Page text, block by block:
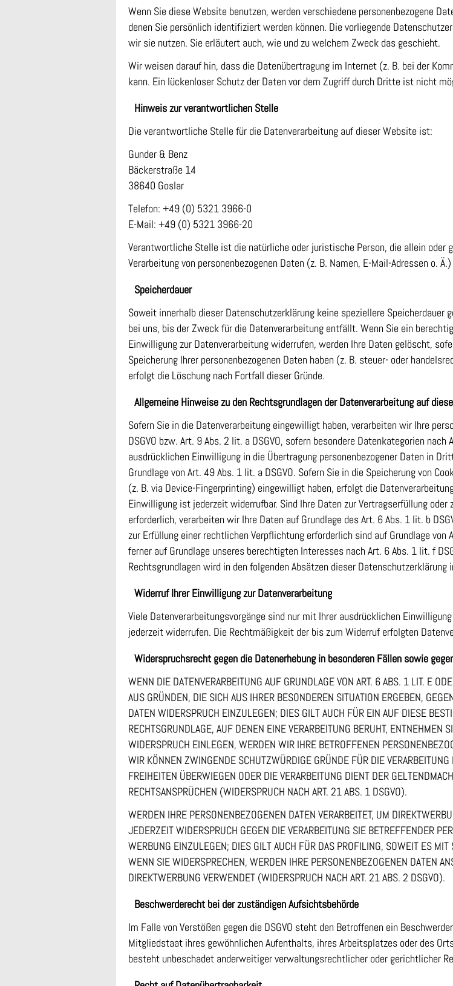
Wenn Sie diese Website benutzen, werden verschiedene personenbezogene
denen Sie persönlich identifiziert werden können. Die vorliegende
wir sie nutzen. Sie erläutert auch, wie und zu welchem Zweck das geschieht.
Wir weisen darauf hin, dass die Datenübertragung im Internet (z. B. bei der
kann. Ein lückenloser Schutz der Daten vor dem Zugriff durch Dritte ist nicht
Hinweis zur verantwortlichen Stelle
Die verantwortliche Stelle für die Datenverarbeitung auf dieser Website ist:
Gunder & Benz
Bäckerstraße 14
38640 Goslar
Telefon: +49 (0) 5321 3966-0
E-Mail: +49 (0) 5321 3966-20
Verantwortliche Stelle ist die natürliche oder juristische Person, die allein oder
Verarbeitung von personenbezogenen Daten (z. B. Namen, E-Mail-Adressen o.
Speicherdauer
Soweit innerhalb dieser Datenschutzerklärung keine speziellere Speicherdauer
bei uns, bis der Zweck für die Datenverarbeitung entfällt. Wenn Sie ein
Einwilligung zur Datenverarbeitung widerrufen, werden Ihre Daten gelöscht,
Speicherung Ihrer personenbezogenen Daten haben (z. B. steuer- oder
erfolgt die Löschung nach Fortfall dieser Gründe.
Allgemeine Hinweise zu den Rechtsgrundlagen der Datenverarbeitung auf
Sofern Sie in die Datenverarbeitung eingewilligt haben, verarbeiten wir Ihre
DSGVO bzw. Art. 9 Abs. 2 lit. a DSGVO, sofern besondere Datenkategorien
ausdrücklichen Einwilligung in die Übertragung personenbezogener Daten in
Grundlage von Art. 49 Abs. 1 lit. a DSGVO. Sofern Sie in die Speicherung von
(z. B. via Device-Fingerprinting) eingewilligt haben, erfolgt die
Einwilligung ist jederzeit widerrufbar. Sind Ihre Daten zur Vertragserfüllung
erforderlich, verarbeiten wir Ihre Daten auf Grundlage des Art. 6 Abs. 1 lit. b
zur Erfüllung einer rechtlichen Verpflichtung erforderlich sind auf Grundlage von
ferner auf Grundlage unseres berechtigten Interesses nach Art. 6 Abs. 1 lit. f
Rechtsgrundlagen wird in den folgenden Absätzen dieser Datenschutzerklärung
Widerruf Ihrer Einwilligung zur Datenverarbeitung
Viele Datenverarbeitungsvorgänge sind nur mit Ihrer ausdrücklichen
jederzeit widerrufen. Die Rechtmäßigkeit der bis zum Widerruf erfolgten
Widerspruchsrecht gegen die Datenerhebung in besonderen Fällen sowie
WENN DIE DATENVERARBEITUNG AUF GRUNDLAGE VON ART. 6 ABS. 1 LIT. E
AUS GRÜNDEN, DIE SICH AUS IHRER BESONDEREN SITUATION ERGEBEN,
DATEN WIDERSPRUCH EINZULEGEN; DIES GILT AUCH FÜR EIN AUF DIESE
RECHTSGRUNDLAGE, AUF DENEN EINE VERARBEITUNG BERUHT, ENTNEHMEN
WIDERSPRUCH EINLEGEN, WERDEN WIR IHRE BETROFFENEN
WIR KÖNNEN ZWINGENDE SCHUTZWÜRDIGE GRÜNDE FÜR DIE
FREIHEITEN ÜBERWIEGEN ODER DIE VERARBEITUNG DIENT DER
RECHTSANSPRÜCHEN (WIDERSPRUCH NACH ART. 21 ABS. 1 DSGVO).
WERDEN IHRE PERSONENBEZOGENEN DATEN VERARBEITET, UM
JEDERZEIT WIDERSPRUCH GEGEN DIE VERARBEITUNG SIE BETREFFENDER
WERBUNG EINZULEGEN; DIES GILT AUCH FÜR DAS PROFILING, SOWEIT ES
WENN SIE WIDERSPRECHEN, WERDEN IHRE PERSONENBEZOGENEN DATEN
DIREKTWERBUNG VERWENDET (WIDERSPRUCH NACH ART. 21 ABS. 2 DSGVO).
Beschwerde­recht bei der zuständigen Aufsichts­behörde
Im Falle von Verstößen gegen die DSGVO steht den Betroffenen ein
Mitgliedstaat ihres gewöhnlichen Aufenthalts, ihres Arbeitsplatzes oder des
besteht unbeschadet anderweitiger verwaltungsrechtlicher oder gerichtlicher